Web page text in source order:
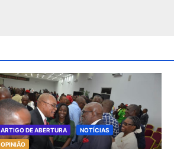
ARTIGO DE ABERTURA
NOTÍCIAS
OPINIÃO